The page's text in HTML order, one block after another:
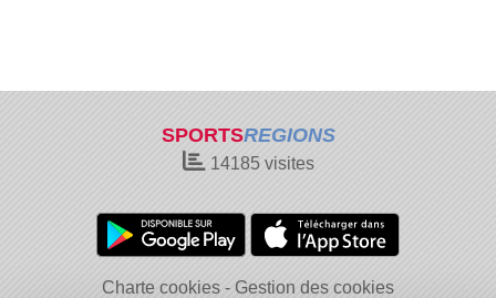
SPORTSREGIONS
14185visites
Charte cookies Gestion des cookies